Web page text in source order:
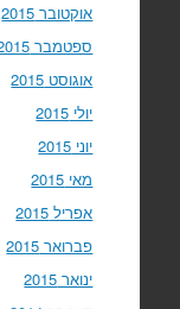
אוקטובר 2015
ספטמבר 2015
אוגוסט 2015
יולי 2015
יוני 2015
מאי 2015
אפריל 2015
פברואר 2015
ינואר 2015